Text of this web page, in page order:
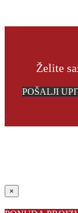
Želite
POŠALJI
Close
product
quick
×